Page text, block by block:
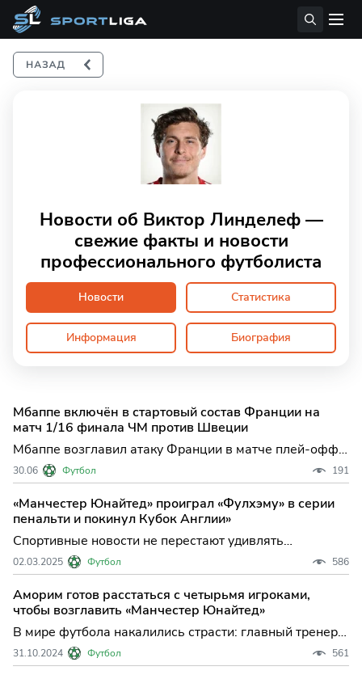
Новости об Виктор Линделеф —
свежие факты и новости
профессионального футболиста
Новости Статистика
Информация Биография
Мбаппе включён в стартовый состав Франции на
матч 1/16 финала ЧМ против Швеции
Мбаппе возглавил атаку Франции в матче плей-офф
ЧМ против Швеции: стартовые составы и ключевые
факты Французская сборная выходит на поле в Нью-
Йорке в статусе одного из фаворитов чемпионата
мира, а Килиан Мбаппе вновь занимает место в
стартовом со
30.06 Футбол 191
«Манчестер Юнайтед» проиграл «Фулхэму» в серии
пенальти и покинул Кубок Англии»
Спортивные новости не перестают удивлять
болельщиков! В матче 1/8 финала Кубка Англии
"Манчестер Юнайтед" не смог одолеть "Фулхэм" на
своем поле. Счет после основного времени и
дополнительных 90 минут остался ничейным — 1:1.
02.03.2025 Футбол 586
Аморим готов расстаться с четырьмя игроками,
чтобы возглавить «Манчестер Юнайтед»
В мире футбола накалились страсти: главный тренер
«Спортинга» Рубен Аморим может стать новым
наставником «Манчестер Юнайтед». По информации
31.10.2024 Футбол 561